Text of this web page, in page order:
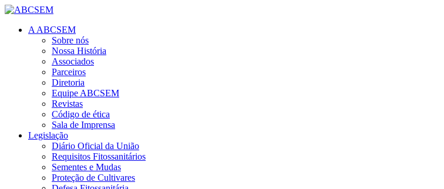
A ABCSEM
Sobre nós
Nossa História
Associados
Parceiros
Diretoria
Equipe ABCSEM
Revistas
Código de ética
Sala de Imprensa
Legislação
Diário Oficial da União
Requisitos Fitossanitários
Sementes e Mudas
Proteção de Cultivares